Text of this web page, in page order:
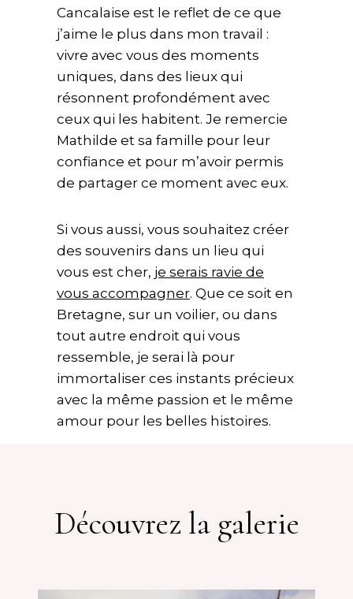
Cancalaise est le reflet de ce que
j’aime le plus dans mon travail :
vivre avec vous des moments
uniques, dans des lieux qui
résonnent profondément avec
ceux qui les habitent. Je remercie
Mathilde et sa famille pour leur
confiance et pour m’avoir permis
de partager ce moment avec eux.
Si vous aussi, vous souhaitez créer
des souvenirs dans un lieu qui
vous est cher, je serais ravie de
vous accompagner. Que ce soit en
Bretagne, sur un voilier, ou dans
tout autre endroit qui vous
ressemble, je serai là pour
immortaliser ces instants précieux
avec la même passion et le même
amour pour les belles histoires.
Découvrez la galerie